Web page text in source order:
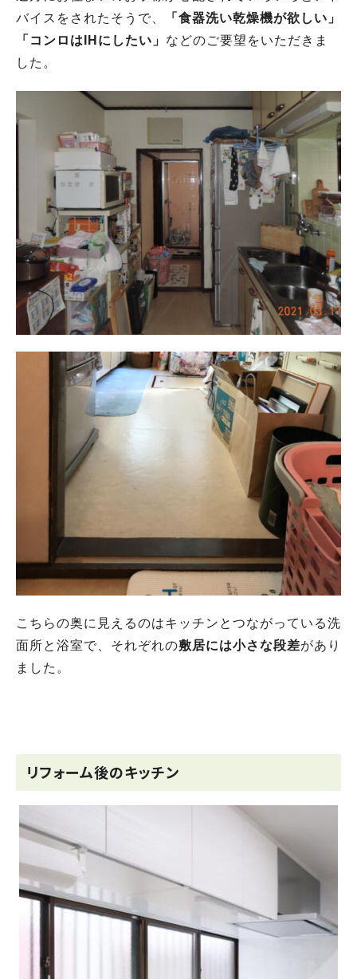
バイスをされたそうで、
「食器洗い乾燥機が欲しい」
「コンロはIHにしたい」 などのご要望をいただきま
した。
こちらの奥に見えるのはキッチンとつながっている洗
面所と浴室で、それぞれの敷居には小さな段差があり
ました。
リフォーム後のキッチン